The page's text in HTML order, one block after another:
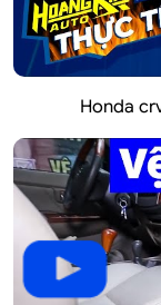
Honda